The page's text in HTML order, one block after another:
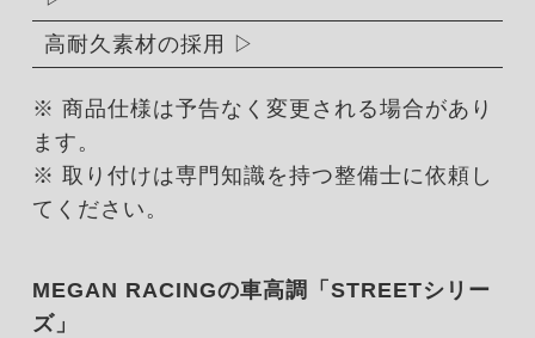
高耐久素材の採用
※ 商品仕様は予告なく変更される場合があり
ます。
※ 取り付けは専門知識を持つ整備士に依頼し
てください。
MEGAN RACINGの車高調「STREETシリー
ズ」